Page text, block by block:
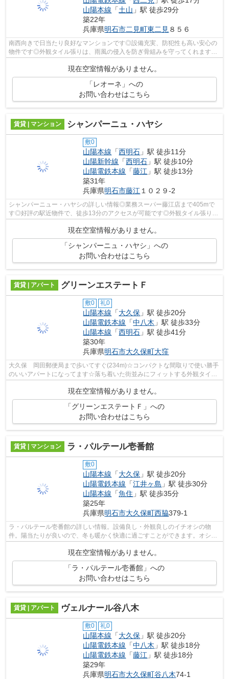
山陽本線 「土山 」駅 徒歩29分
築22年
兵庫県明石市二見町東二見８５６
南西向きで日当たり良好なマンションです◎設備充実、防犯性も高い安心の
物件です◎外観タイル張りは、雨風の侵入を防ぎ骨組みを守ってくれます◎
現在空室情報がありません。
「レオーネ」への
お問い合わせはこちら
賃貸 | マンション シャンパーニュ・ハヤシ
敷0
山陽本線 「西明石 」駅 徒歩11分
山陽新幹線 「西明石 」駅 徒歩10分
山陽電鉄本線 「藤江 」駅 徒歩13分
築31年
兵庫県明石市藤江 １０２９-2
シャンパーニュー・ハヤシの詳しい情報◎業務スーパー藤江店まで405mで
す◎好評の駅近物件で、徒歩13分のアクセスが可能です◎外観タイル張り
は、汚れが付きにくいのでいつまでも綺麗です...
現在空室情報がありません。
「シャンパーニュ・ハヤシ」への
お問い合わせはこちら
賃貸 | アパート グリーンエステートＦ
敷0 礼0
山陽本線 「大久保 」駅 徒歩20分
山陽電鉄本線 「中八木 」駅 徒歩33分
山陽本線 「西明石 」駅 徒歩41分
築30年
兵庫県明石市大久保町大窪
大久保 岡田郵便局まで歩いてすぐ(234m)☆コンパクトな間取りで使い勝手
のいいアパートになってます☆落ち着いた街並みにフィットする外観タイル
現在空室情報がありません。
「グリーンエステートＦ」への
お問い合わせはこちら
賃貸 | マンション ラ・パルテール壱番館
敷0
山陽本線 「大久保 」駅 徒歩20分
山陽電鉄本線 「江井ヶ島 」駅 徒歩30分
山陽本線 「魚住 」駅 徒歩35分
築25年
兵庫県明石市大久保町西脇379-1
ラ・パルテール壱番館の詳しい情報。設備良し・外観良しのイチオシの物
件。陽当たりが良いので、冬も暖かく快適に過ごすことができます。オシャ
現在空室情報がありません。
「ラ・パルテール壱番館」への
お問い合わせはこちら
賃貸 | アパート ヴェルナール谷八木
敷0 礼0
山陽本線 「大久保 」駅 徒歩20分
山陽電鉄本線 「中八木 」駅 徒歩18分
山陽電鉄本線 「藤江 」駅 徒歩18分
築29年
兵庫県明石市大久保町谷八木74-1